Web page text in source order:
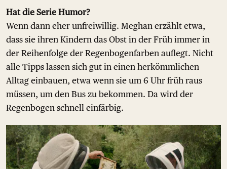
Hat die Serie Humor?
Wenn dann eher unfreiwillig. Meghan erzählt etwa,
dass sie ihren Kindern das Obst in der Früh immer in
der Reihenfolge der Regenbogenfarben auflegt. Nicht
alle Tipps lassen sich gut in einen herkömmlichen
Alltag einbauen, etwa wenn sie um 6 Uhr früh raus
müssen, um den Bus zu bekommen. Da wird der
Regenbogen schnell einfärbig.